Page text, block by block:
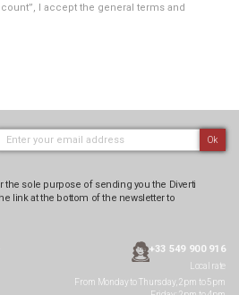
I accept the general terms and
Ok
sole purpose of sending you the Diverti
link at the bottom of the newsletter to
+33 549 900 916
Local rate
From Monday to Thursday, 2pm to 5pm